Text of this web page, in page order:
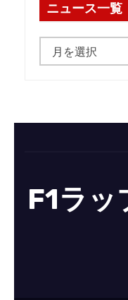
ニュース一覧
ュ
一
F1ラッ